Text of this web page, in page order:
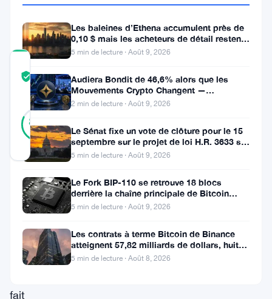
TRUST
SCORE
Vérifié
82
RÉEL
17
Mis à jour 3 ans il y a
Alors
que
marché
des
fait
Les baleines d’Ethena accumulent près de
0,10 $ mais les acheteurs de détail restent
à l’écart
5 min de lecture · Août 9, 2026
Audiera Bondit de 46,6% alors que les
Mouvements Crypto Changent —
Mouvements Quotidiens 9 Août
2 min de lecture · Août 9, 2026
Le Sénat fixe un vote de clôture pour le 15
septembre sur le projet de loi H.R. 3633 sur
le marché des cryptos
5 min de lecture · Août 9, 2026
Le Fork BIP-110 se retrouve 18 blocs
derrière la chaîne principale de Bitcoin
après la scission des Roughnecks
5 min de lecture · Août 9, 2026
Les contrats à terme Bitcoin de Binance
atteignent 57,82 milliards de dollars, huit
fois le volume du marché
5 min de lecture · Août 8, 2026